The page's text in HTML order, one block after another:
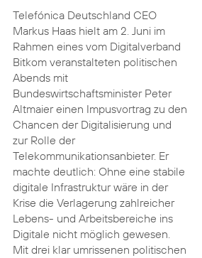
Telefónica Deutschland CEO
Markus Haas hielt am 2. Juni im
Rahmen eines vom Digitalverband
Bitkom veranstalteten politischen
Abends mit
Bundeswirtschaftsminister Peter
Altmaier einen Impusvortrag zu den
Chancen der Digitalisierung und
zur Rolle der
Telekommunikationsanbieter. Er
machte deutlich: Ohne eine stabile
digitale Infrastruktur wäre in der
Krise die Verlagerung zahlreicher
Lebens- und Arbeitsbereiche ins
Digitale nicht möglich gewesen.
Mit drei klar umrissenen politischen